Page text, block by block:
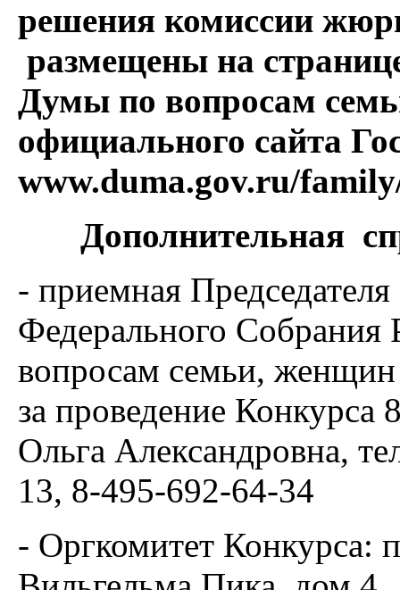
решения комиссии
размещены на
Думы по вопросам
официального сайта
www.duma.gov.ru/
Дополнительная
- приемная
Федерального Собрания
вопросам семьи,
за проведение
Ольга Александровна,
13, 8-495-692-64-34
- Оргкомитет Конкурса: